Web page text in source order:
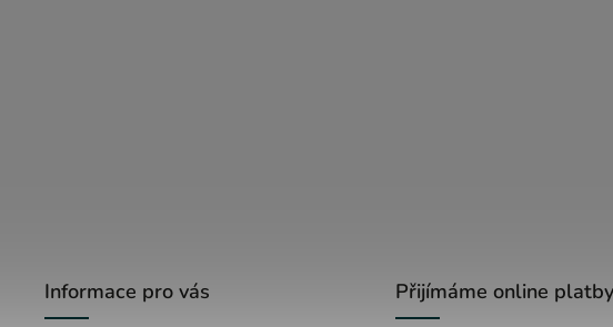
Informace pro vás Přijímáme online platby